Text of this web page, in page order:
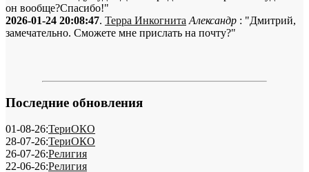
он вообще?Спасибо!"
2026-01-24 20:08:47. Терра Инкогнита Александр : "Дмитрий,
замечательно. Сможете мне прислать на почту?"
Последние обновления
01-08-26:ТериОКО
28-07-26:ТериОКО
26-07-26:Религия
22-06-26:Религия